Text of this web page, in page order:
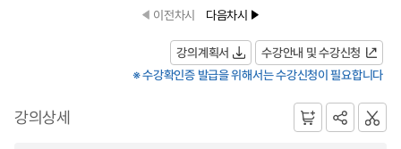
이전차시 다음차시
강의계획서
수강안내 및 수강신청
※ 수강확인증 발급을 위해서는 수강신청이 필요합니다
강의상세